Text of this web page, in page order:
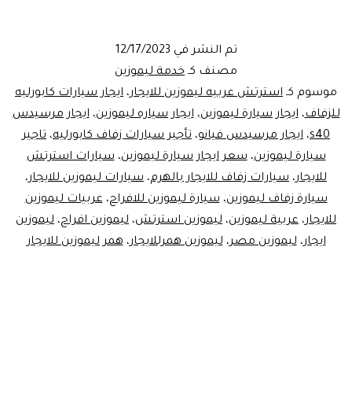
تم النشر في 12/17/2023
مصنف كـ خدمة ليموزين
موسوم كـ استرتش عربيه ليموزين للايجار، ايجار سيارات كابورليه
للزفاف،ايجار سيارة ليموزين،ايجار سياره ليموزين،ايجار مرسيدس
s40، ايجار مرسيدس فيانو، تأجير سيارات زفاف كابورليه، تاجير
سيارة ليموزين،سعر ايجار سيارة ليموزين،سيارات استرتش
للايجار، سيارات زفاف للايجار بالهرم، سيارات ليموزين للايجار،
سيارة زفاف ليموزين،سيارة ليموزين للافراح،عربيات ليموزين
للايجار، عربية ليموزين، ليموزين استرتش، ليموزين افراح، ليموزين
ايجار،ليموزين مصر،ليموزين همرللايجار،همر ليموزين للايجار